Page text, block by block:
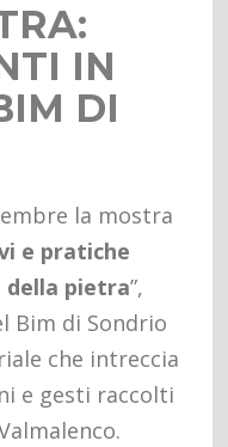
IN
DI
la mostra
e pratiche
della pietra”,
Bim di Sondrio
che intreccia
e gesti raccolti